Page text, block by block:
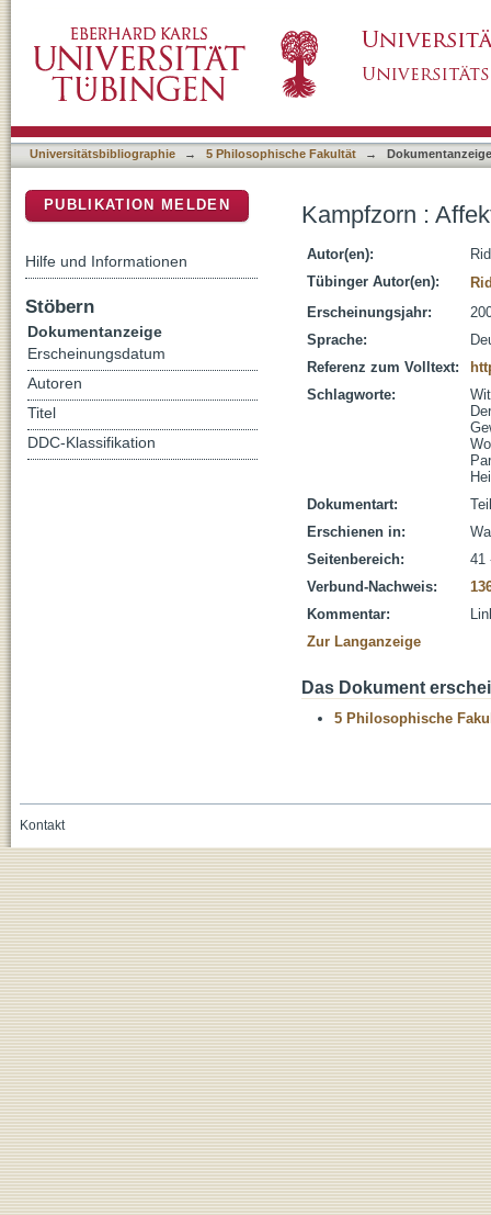
Universitätsbibliographie → 5 Philosophische Fakultät → Dokumentanzeige
Kampfzorn :
Autor(en):
Tübinger Autor(en):
Erscheinungsjahr:
Sprache:
Referenz zum Volltext:
Schlagworte:
Dokumentart:
Erschienen in:
Seitenbereich:
41
Verbund-Nachweis:
Kommentar:
Zur Langanzeige
Das Dokument
5 Philosophische
PUBLIKATION MELDEN
Hilfe und Informationen
Stöbern
Dokumentanzeige
Erscheinungsdatum
Autoren
Titel
DDC-Klassifikation
Kontakt